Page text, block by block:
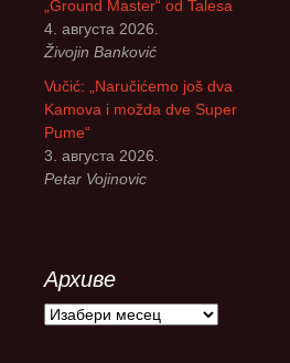
„Ground Master“ od Talesa
4. августа 2026.
Živojin Banković
Vučić: „Naručićemo još dva
Kamova i možda dve Super
Pume“
3. августа 2026.
Petar Vojinovic
Архиве
А